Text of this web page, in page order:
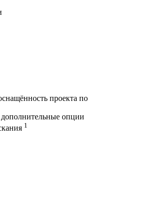
проекта по
опции
1